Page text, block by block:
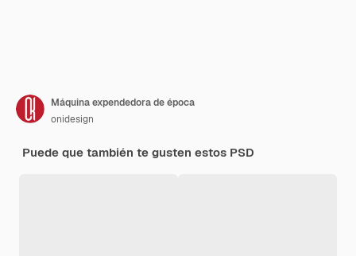
Máquina expendedora de época
onidesign
Puede que también te gusten estos PSD